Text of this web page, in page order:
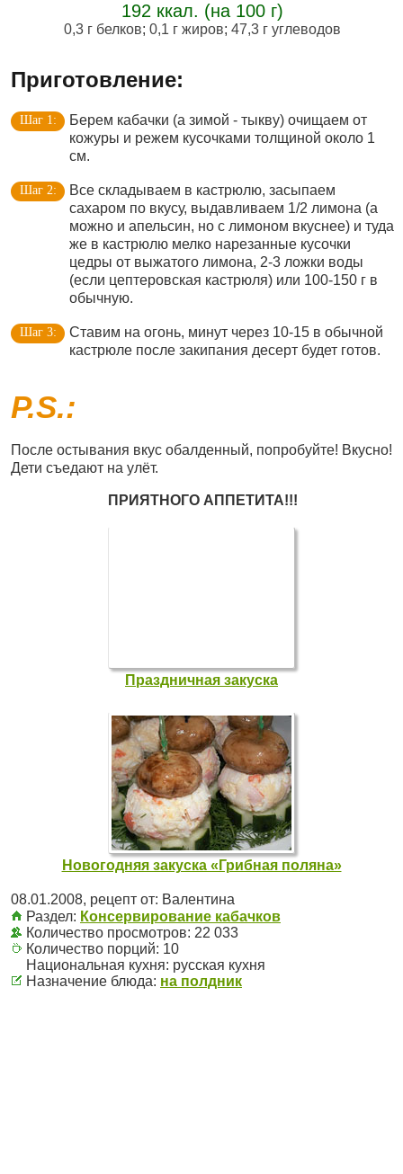
192 ккал. (на 100 г)
0,3 г белков; 0,1 г жиров; 47,3 г углеводов
Приготовление:
Берем кабачки (а зимой - тыкву) очищаем от
кожуры и режем кусочками толщиной около 1
см.
Все складываем в кастрюлю, засыпаем
сахаром по вкусу, выдавливаем 1/2 лимона (а
можно и апельсин, но с лимоном вкуснее) и туда
же в кастрюлю мелко нарезанные кусочки
цедры от выжатого лимона, 2-3 ложки воды
(если цептеровская кастрюля) или 100-150 г в
обычную.
Ставим на огонь, минут через 10-15 в обычной
кастрюле после закипания десерт будет готов.
P.S.:
После остывания вкус обалденный, попробуйте! Вкусно!
Дети съедают на улёт.
ПРИЯТНОГО АППЕТИТА!!!
Праздничная закуска
Новогодняя закуска «Грибная поляна»
08.01.2008, рецепт от: Валентина
Раздел: Консервирование кабачков
Количество просмотров: 22 033
Количество порций: 10
Национальная кухня: русская кухня
Назначение блюда: на полдник